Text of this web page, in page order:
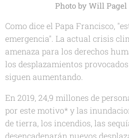
Photo by Will
Como dice el Papa Francisco,
emergencia". La actual crisis
amenaza para los derechos
los desplazamientos
siguen aumentando.
En 2019, 24,9 millones de
por este motivo* y las
de tierra, los incendios, las
desencadenarán nuevos